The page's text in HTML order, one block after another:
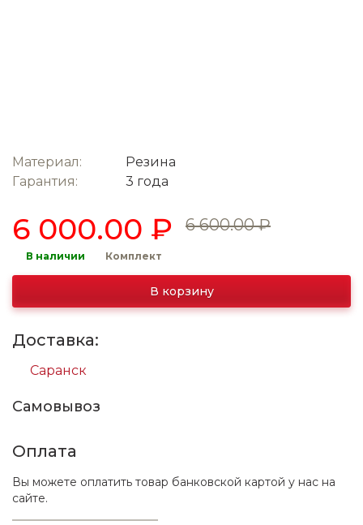
Материал:
Резина
Гарантия:
3 года
6 000.00 ₽ 6 600.00 ₽
В наличии Комплект
В корзину
Доставка:
Саранск
Самовывоз
Оплата
Вы можете оплатить товар банковской картой у нас на
сайте.